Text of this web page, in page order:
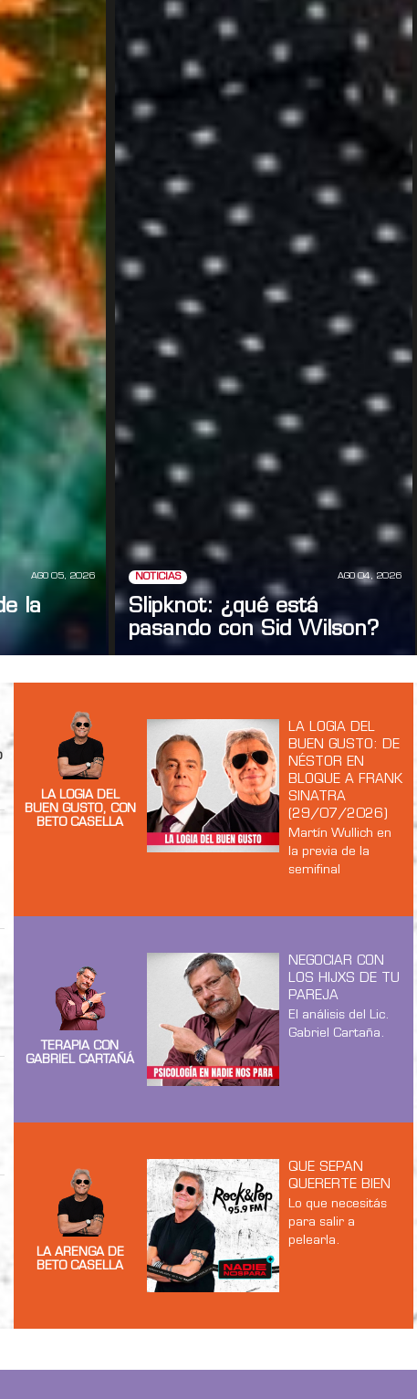
AGO 05, 2026
la
NOTICIAS AGO 04, 2026
Slipknot: ¿qué está
pasando con Sid Wilson?
LA LOGIA DEL
BUEN GUSTO, CON
BETO CASELLA
LA LOGIA DEL
BUEN GUSTO: DE
NÉSTOR EN
BLOQUE A FRANK
SINATRA
(29/07/2026)
Martín Wullich en
la previa de la
semifinal
TERAPIA CON
GABRIEL CARTAÑÁ
NEGOCIAR CON
LOS HIJXS DE TU
PAREJA
El análisis del Lic.
Gabriel Cartaña.
LA ARENGA DE
BETO CASELLA
QUE SEPAN
QUERERTE BIEN
Lo que necesitás
para salir a
pelearla.